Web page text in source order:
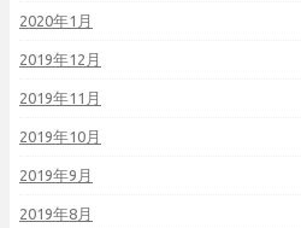
2020年1月
2019年12月
2019年11月
2019年10月
2019年9月
2019年8月